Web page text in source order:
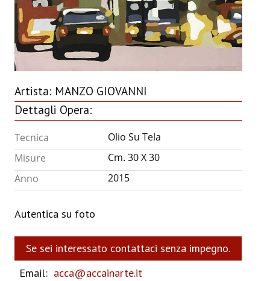
ANNUARIO 2026
CHI SIAMO
CONTATTI
Artista: MANZO GIOVANNI
Dettagli Opera:
Tecnica
Olio Su Tela
Misure
Cm. 30 X 30
Anno
2015
Autentica su foto
Se sei interessato contattaci senza impegno.
Email: acca@accainarte.it